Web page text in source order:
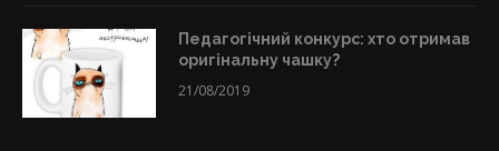
Педагогічний конкурс: хто отримав
оригінальну чашку?
21/08/2019